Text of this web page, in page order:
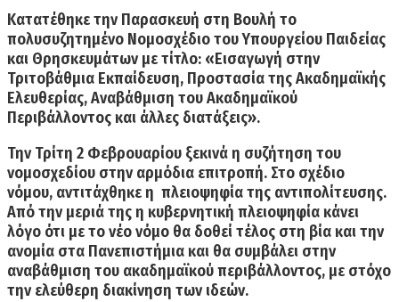
Κατατέθηκε την Παρασκευή στη Βουλή το
πολυσυζητημένο Νομοσχέδιο του Υπουργείου Παιδείας
και Θρησκευμάτων με τίτλο: «Εισαγωγή στην
Τριτοβάθμια Εκπαίδευση, Προστασία της Ακαδημαϊκής
Ελευθερίας, Αναβάθμιση του Ακαδημαϊκού
Περιβάλλοντος και άλλες διατάξεις».
Την Τρίτη 2 Φεβρουαρίου ξεκινά η συζήτηση του
νομοσχεδίου στην αρμόδια επιτροπή. Στο σχέδιο
νόμου, αντιτάχθηκε η πλειοψηφία της αντιπολίτευσης.
Από την μεριά της η κυβερνητική πλειοψηφία κάνει
λόγο ότι με το νέο νόμο θα δοθεί τέλος στη βία και την
ανομία στα Πανεπιστήμια και θα συμβάλει στην
αναβάθμιση του ακαδημαϊκού περιβάλλοντος, με στόχο
την ελεύθερη διακίνηση των ιδεών.